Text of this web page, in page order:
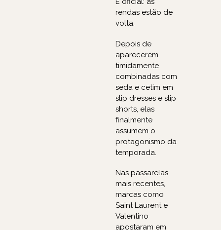
rendas estão de
volta.
Depois de
aparecerem
timidamente
combinadas com
seda e cetim em
slip dresses e slip
shorts, elas
finalmente
assumem o
protagonismo da
temporada.
Nas passarelas
mais recentes,
marcas como
Saint Laurent e
Valentino
apostaram em